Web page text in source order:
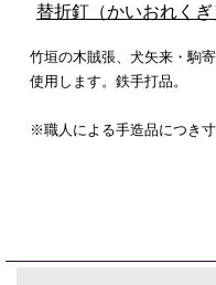
替折釘（かいおれくぎ
竹垣の木賊張、犬矢来・駒
使用します。鉄手打品。
※職人による手造品につき